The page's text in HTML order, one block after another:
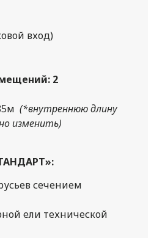
вход)
2
(*внутреннюю длину
изменить)
сечением
ели технической